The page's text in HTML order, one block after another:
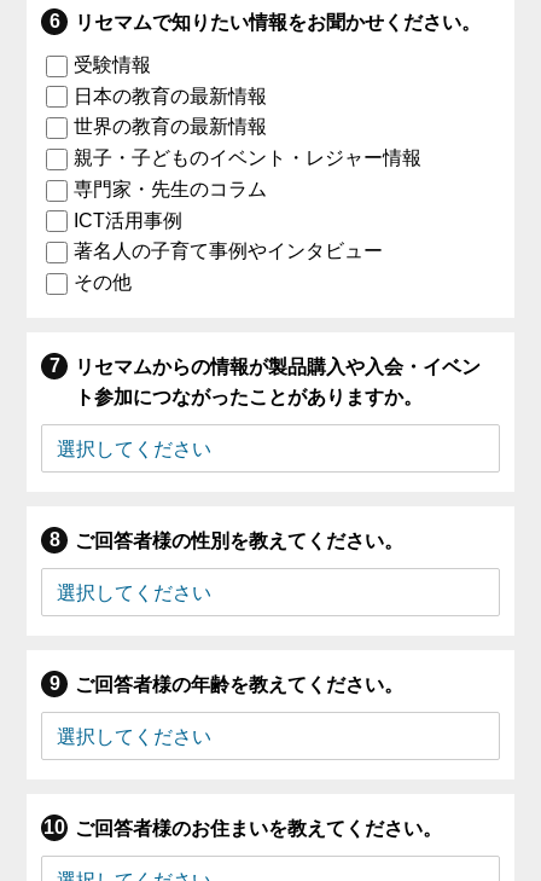
リセマムで知りたい情報をお聞かせください。
受験情報
日本の教育の最新情報
世界の教育の最新情報
親子・子どものイベント・レジャー情報
専門家・先生のコラム
ICT活用事例
著名人の子育て事例やインタビュー
その他
リセマムからの情報が製品購入や入会・イベン
ト参加につながったことがありますか。
ご回答者様の性別を教えてください。
ご回答者様の年齢を教えてください。
ご回答者様のお住まいを教えてください。